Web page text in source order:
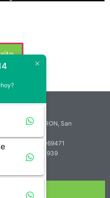
A, Edif. AKRON, San
+58 (414) 7069471
+58 (412) 2760939